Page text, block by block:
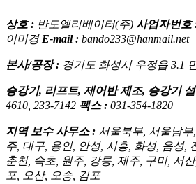
상호 : 반도엘리베이터(주) 사업자번호
이미경 E-mail : bando233@hanmail.net
본사/공장 : 경기도 화성시 우정읍 3.1
승강기, 리프트, 제어반 제조, 승강기
4610, 233-7142 팩스 : 031-354-1820
지역 보수 사무소 : 서울북부, 서울남
주, 대구, 용인, 안성, 시흥, 화성, 음성,
춘천, 속초, 원주, 강릉, 제주, 구미, 서
포, 오산, 오송, 김포